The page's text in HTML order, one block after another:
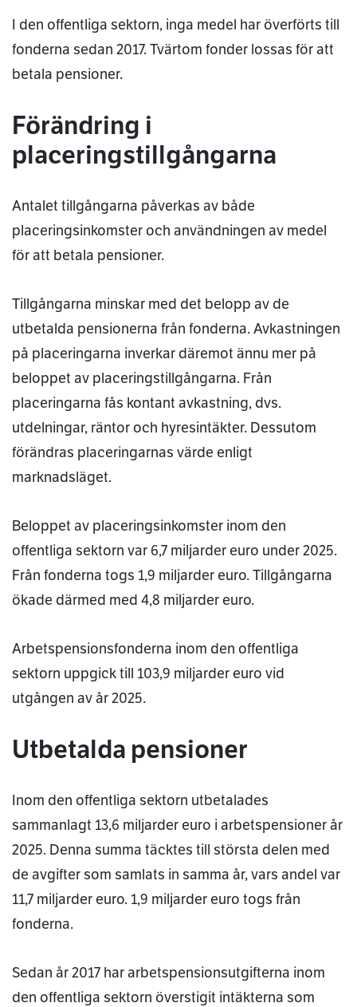
I den offentliga sektorn, inga medel har överförts till
fonderna sedan 2017. Tvärtom fonder lossas för att
betala pensioner.
Förändring i
placeringstillgångarna
Antalet tillgångarna påverkas av både
placeringsinkomster och användningen av medel
för att betala pensioner.
Tillgångarna minskar med det belopp av de
utbetalda pensionerna från fonderna. Avkastningen
på placeringarna inverkar däremot ännu mer på
beloppet av placeringstillgångarna. Från
placeringarna fås kontant avkastning, dvs.
utdelningar, räntor och hyresintäkter. Dessutom
förändras placeringarnas värde enligt
marknadsläget.
Beloppet av placeringsinkomster inom den
offentliga sektorn var 6,7 miljarder euro under 2025.
Från fonderna togs 1,9 miljarder euro. Tillgångarna
ökade därmed med 4,8 miljarder euro.
Arbetspensionsfonderna inom den offentliga
sektorn uppgick till 103,9 miljarder euro vid
utgången av år 2025.
Utbetalda pensioner
Inom den offentliga sektorn utbetalades
sammanlagt 13,6 miljarder euro i arbetspensioner år
2025. Denna summa täcktes till största delen med
de avgifter som samlats in samma år, vars andel var
11,7 miljarder euro. 1,9 miljarder euro togs från
fonderna.
Sedan år 2017 har arbetspensionsutgifterna inom
den offentliga sektorn överstigit intäkterna som